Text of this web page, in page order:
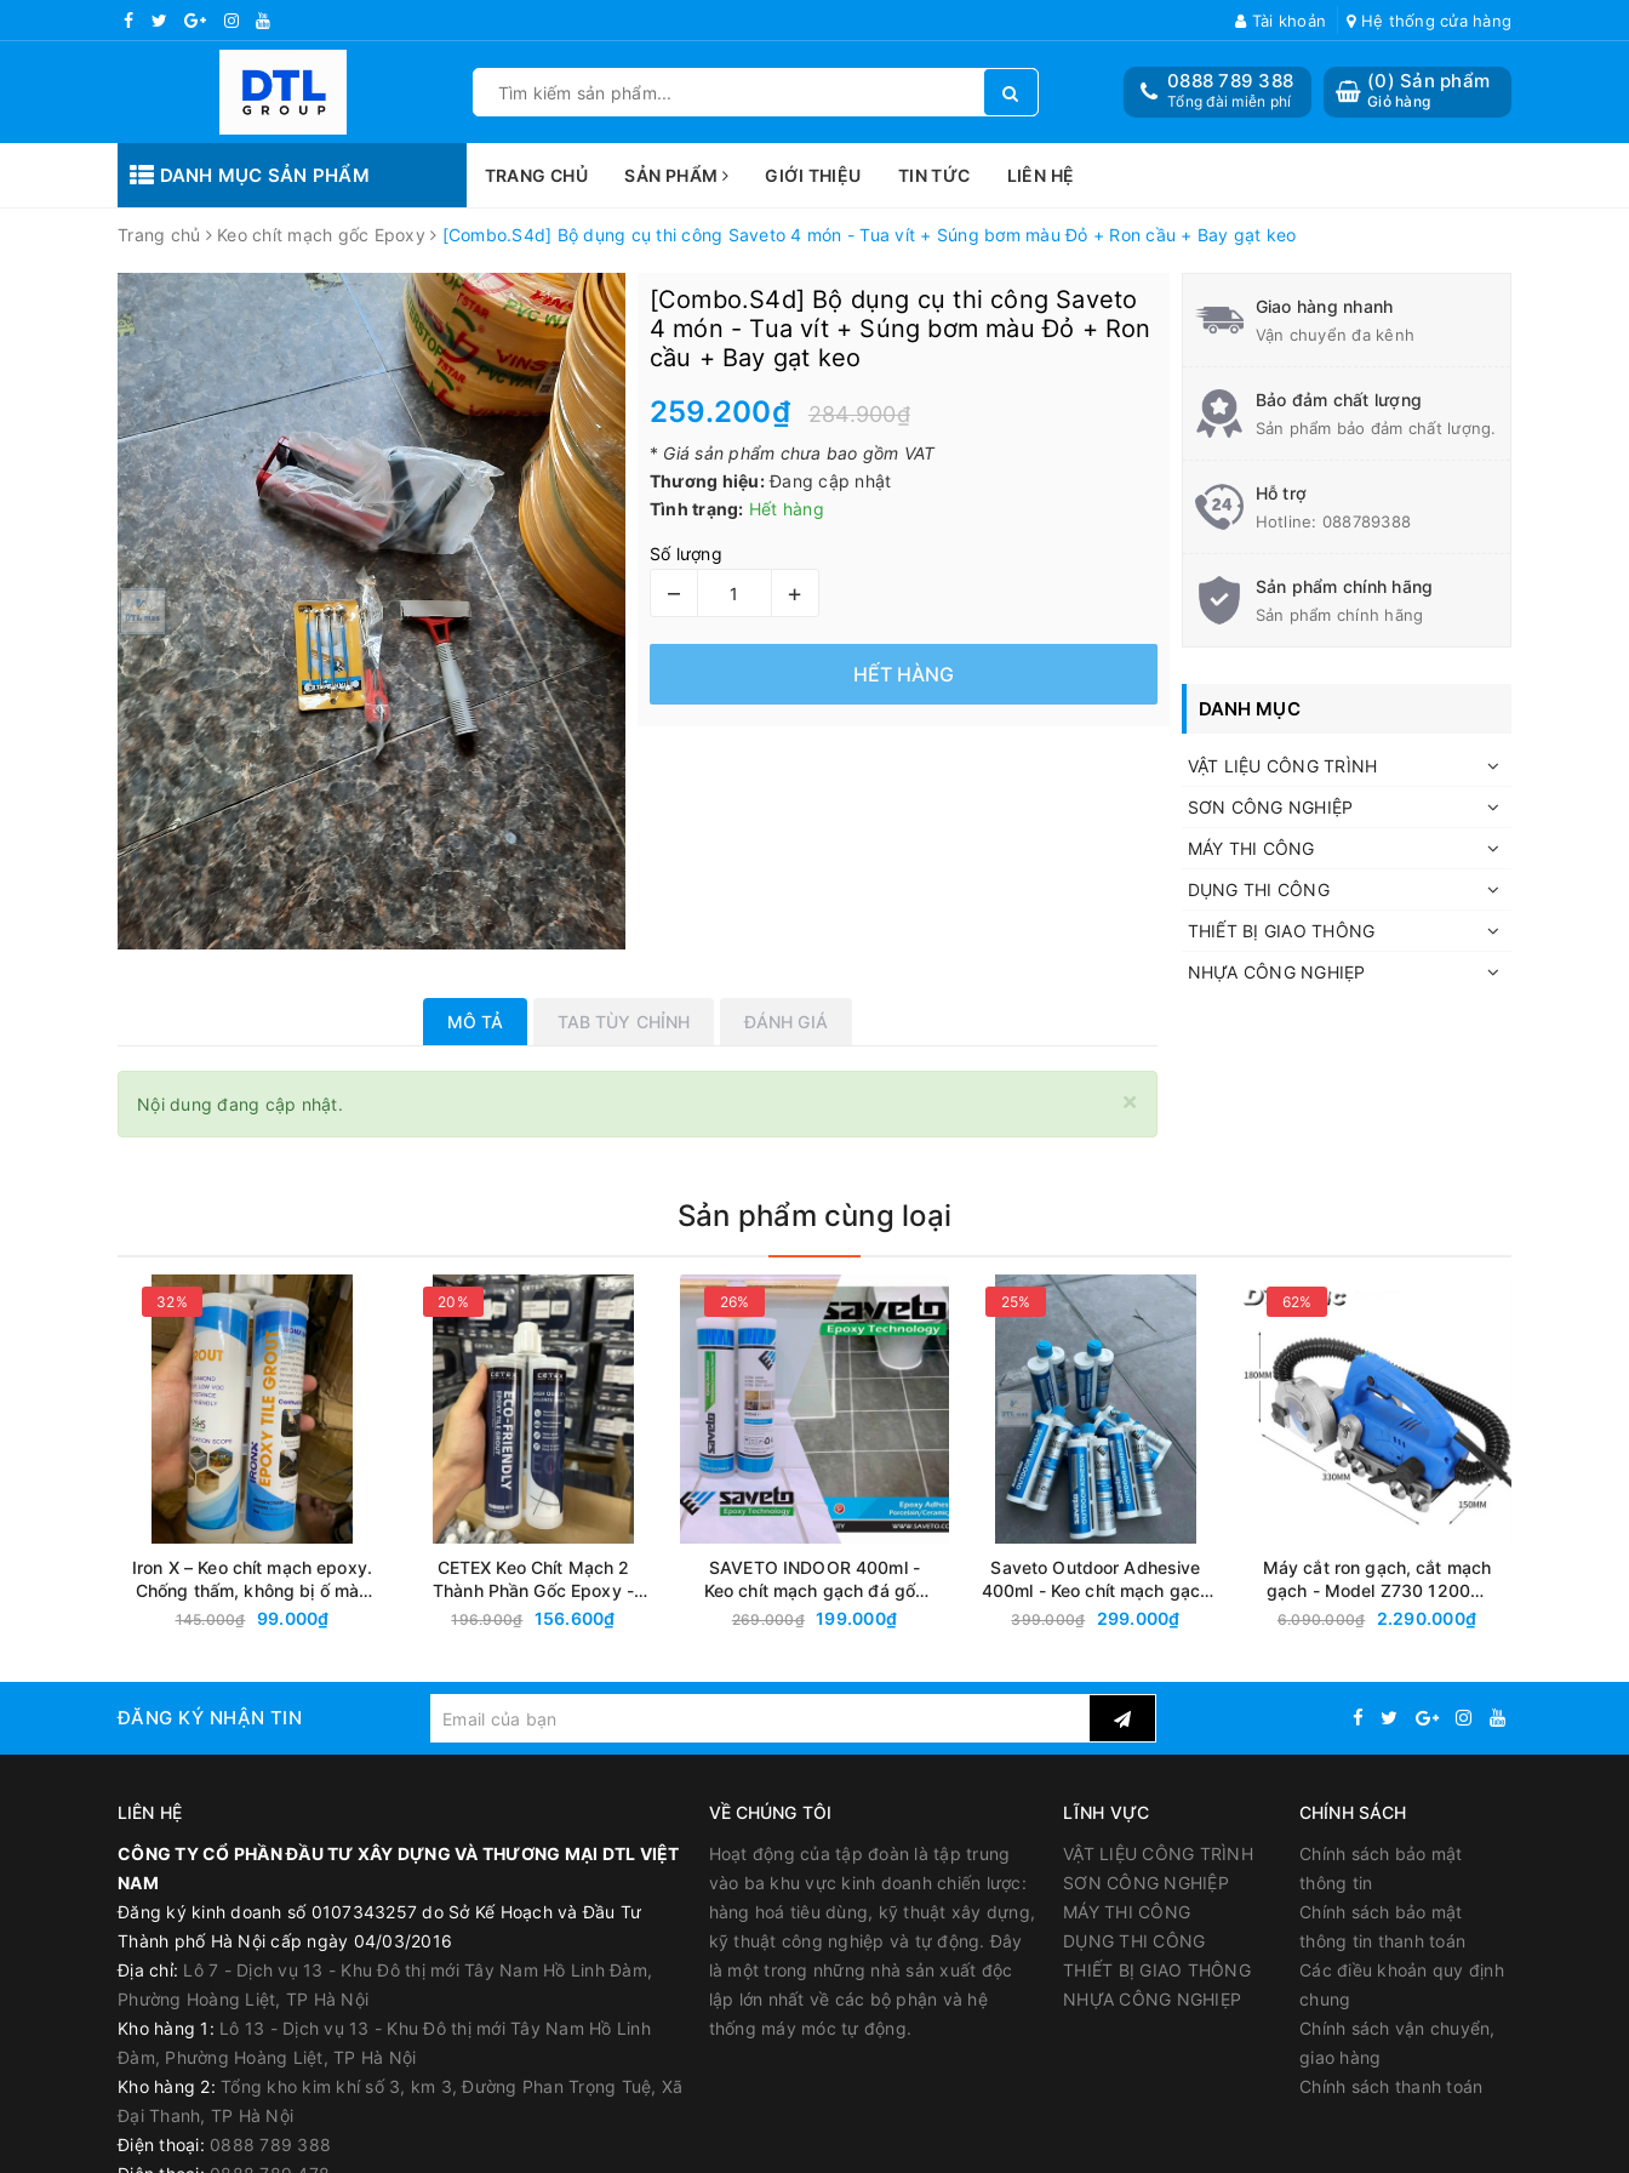
Tài khoản Hệ thống cửa hàng
(0) Sản phẩm
Giỏ hàng
0888 789 388
Tổng đài miễn phí
DANH MỤC SẢN PHẨM TRANG CHỦ SẢN PHẨM GIỚI THIỆU TIN TỨC LIÊN HỆ
Trang chủ Keo chít mạch gốc Epoxy [Combo.S4d] Bộ dụng cụ thi công Saveto 4 món - Tua vít + Súng bơm màu Đỏ + Ron cầu + Bay gạt keo
[Combo.S4d] Bộ dụng cụ thi công Saveto
4 món - Tua vít + Súng bơm màu Đỏ + Ron
cầu + Bay gạt keo
259.200₫ 284.900₫
* Giá sản phẩm chưa bao gồm VAT
Thương hiệu: Đang cập nhật
Tình trạng: Hết hàng
Số lượng
– +
HẾT HÀNG
MÔ TẢ TAB TÙY CHỈNH ĐÁNH GIÁ
×
Nội dung đang cập nhật.
Giao hàng nhanh
Vận chuyển đa kênh
Bảo đảm chất lượng
Sản phẩm bảo đảm chất lượng.
Hỗ trợ
Hotline: 088789388
Sản phẩm chính hãng
Sản phẩm chính hãng
DANH MỤC
VẬT LIỆU CÔNG TRÌNH
SƠN CÔNG NGHIỆP
MÁY THI CÔNG
DỤNG THI CÔNG
THIẾT BỊ GIAO THÔNG
NHỰA CÔNG NGHIẸP
Sản phẩm cùng loại
32%
Iron X – Keo chít mạch epoxy.
Chống thấm, không bị ố màu
- Tuýp 400ml + Vòi bơm
145.000₫ 99.000₫
20%
CETEX Keo Chít Mạch 2
Thành Phần Gốc Epoxy -
Tuýp 400ml + Vòi Bơm
196.900₫ 156.600₫
26%
SAVETO INDOOR 400ml -
Keo chít mạch gạch đá gốc
Epoxy cao cấp với 22 màu
269.000₫ 199.000₫
25%
Saveto Outdoor Adhesive
400ml - Keo chít mạch gạch
đá gốc Epoxy ngoài trời tuýp
399.000₫ 299.000₫
62%
Máy cắt ron gạch, cắt mạch
gạch - Model Z730 1200W
220V - 50Hz
6.090.000₫ 2.290.000₫
ĐĂNG KÝ NHẬN TIN
LIÊN HỆ
CÔNG TY CỔ PHẦN ĐẦU TƯ XÂY DỰNG VÀ THƯƠNG MẠI DTL VIỆT
NAM
Đăng ký kinh doanh số 0107343257 do Sở Kế Hoạch và Đầu Tư
Thành phố Hà Nội cấp ngày 04/03/2016
Địa chỉ: Lô 7 - Dịch vụ 13 - Khu Đô thị mới Tây Nam Hồ Linh Đàm,
Phường Hoàng Liệt, TP Hà Nội
Kho hàng 1: Lô 13 - Dịch vụ 13 - Khu Đô thị mới Tây Nam Hồ Linh
Đàm, Phường Hoàng Liệt, TP Hà Nội
Kho hàng 2: Tổng kho kim khí số 3, km 3, Đường Phan Trọng Tuệ, Xã
Đại Thanh, TP Hà Nội
Điện thoại: 0888 789 388
VỀ CHÚNG TÔI
Hoạt động của tập đoàn là tập trung
vào ba khu vực kinh doanh chiến lược:
hàng hoá tiêu dùng, kỹ thuật xây dựng,
kỹ thuật công nghiệp và tự động. Đây
là một trong những nhà sản xuất độc
lập lớn nhất về các bộ phận và hệ
thống máy móc tự động.
LĨNH VỰC
VẬT LIỆU CÔNG TRÌNH
SƠN CÔNG NGHIỆP
MÁY THI CÔNG
DỤNG THI CÔNG
THIẾT BỊ GIAO THÔNG
NHỰA CÔNG NGHIẸP
CHÍNH SÁCH
Chính sách bảo mật
thông tin
Chính sách bảo mật
thông tin thanh toán
Các điều khoản quy định
chung
Chính sách vận chuyển,
giao hàng
Chính sách thanh toán